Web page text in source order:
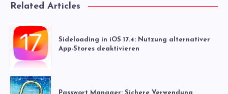
Related Articles
Sideloading in iOS 17.4: Nutzung alternativer
App-Stores deaktivieren